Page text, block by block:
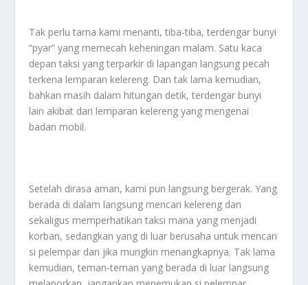
Tak perlu tama kami menanti, tiba-tiba, terdengar bunyi
“pyar” yang memecah keheningan malam. Satu kaca
depan taksi yang terparkir di lapangan langsung pecah
terkena lemparan kelereng. Dan tak lama kemudian,
bahkan masih dalam hitungan detik, terdengar bunyi
lain akibat dari lemparan kelereng yang mengenai
badan mobil.
Setelah dirasa aman, kami pun langsung bergerak. Yang
berada di dalam langsung mencari kelereng dan
sekaligus memperhatikan taksi mana yang menjadi
korban, sedangkan yang di luar berusaha untuk mencari
si pelempar dan jika mungkin menangkapnya. Tak lama
kemudian, teman-teman yang berada di luar langsung